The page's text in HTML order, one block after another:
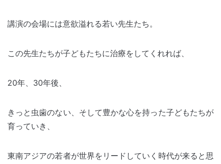
講演の会場には意欲溢れる若い先生たち。
この先生たちが子どもたちに治療をしてくれれば、
20年、30年後、
きっと虫歯のない、そして豊かな心を持った子どもたちが
育っていき、
東南アジアの若者が世界をリードしていく時代が来ると思